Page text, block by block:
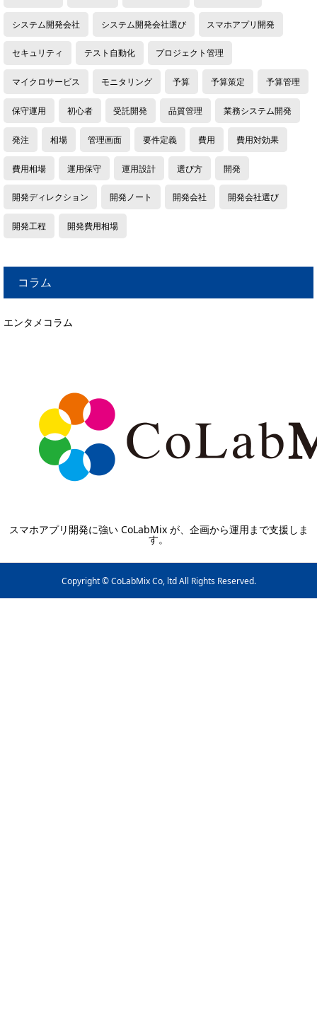
システム開発会社 システム開発会社選び スマホアプリ開発
セキュリティ テスト自動化 プロジェクト管理
マイクロサービス モニタリング 予算 予算策定 予算管理
保守運用 初心者 受託開発 品質管理 業務システム開発
発注 相場 管理画面 要件定義 費用 費用対効果
費用相場 運用保守 運用設計 選び方 開発
開発ディレクション 開発ノート 開発会社 開発会社選び
開発工程 開発費用相場
コラム
エンタメコラム
スマホアプリ開発に強い CoLabMix が、企画から運用まで支援しま
す。
Copyright © CoLabMix Co, ltd All Rights Reserved.